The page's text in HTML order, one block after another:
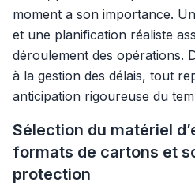
moment a son importance.
et une planification réaliste
déroulement des opérations.
à la gestion des délais, tout
anticipation rigoureuse du
Sélection du matériel
formats de cartons et
protection